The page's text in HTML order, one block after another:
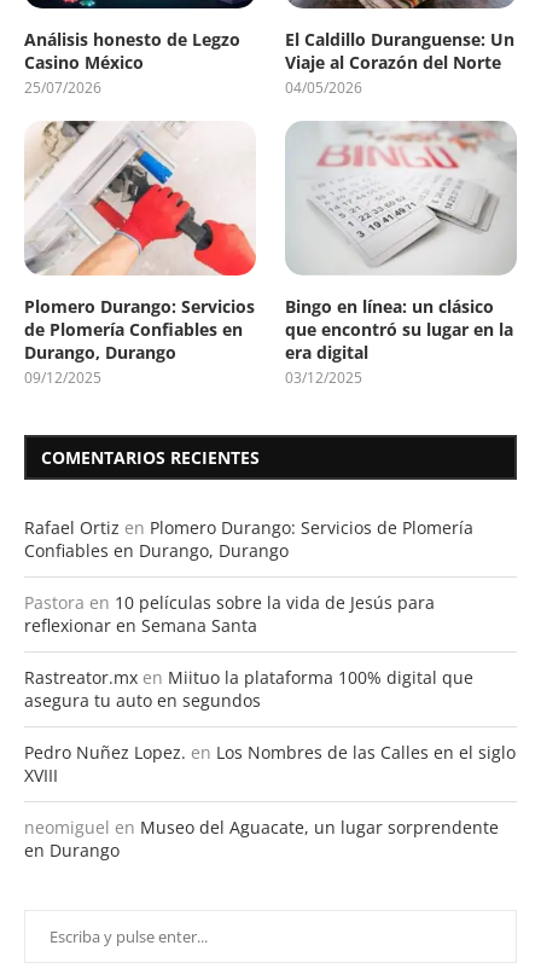
Análisis honesto de Legzo
Casino México
25/07/2026
El Caldillo Duranguense: Un
Viaje al Corazón del Norte
04/05/2026
Plomero Durango: Servicios
de Plomería Confiables en
Durango, Durango
09/12/2025
Bingo en línea: un clásico
que encontró su lugar en la
era digital
03/12/2025
COMENTARIOS RECIENTES
Rafael Ortiz en Plomero Durango: Servicios de Plomería
Confiables en Durango, Durango
Pastora en 10 películas sobre la vida de Jesús para
reflexionar en Semana Santa
Rastreator.mx en Miituo la plataforma 100% digital que
asegura tu auto en segundos
Pedro Nuñez Lopez. en Los Nombres de las Calles en el siglo
XVIII
neomiguel en Museo del Aguacate, un lugar sorprendente
en Durango